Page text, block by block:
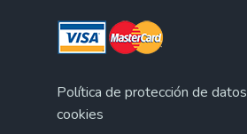
Política de protección de datos
cookies